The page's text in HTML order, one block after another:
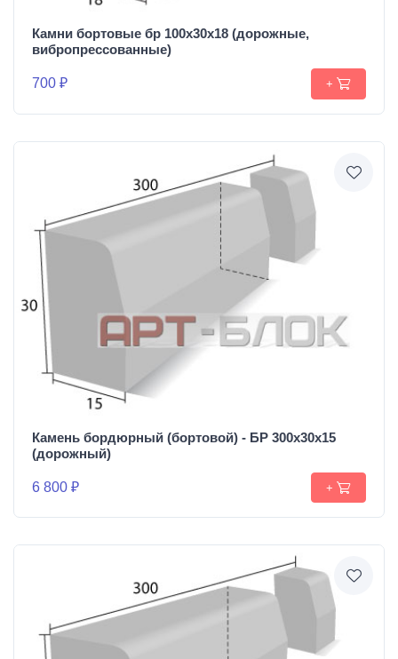
Камни бортовые бр 100х30х18 (дорожные,
вибропрессованные)
700 ₽ +
Камень бордюрный (бортовой) - БР 300х30х15
(дорожный)
6 800 ₽ +